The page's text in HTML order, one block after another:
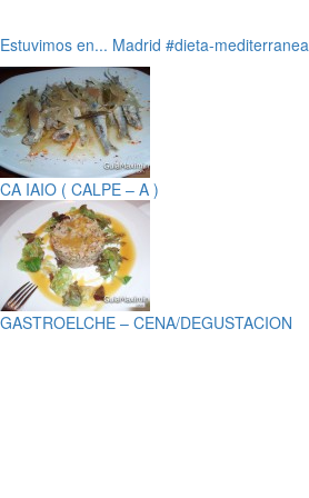
Estuvimos en... Madrid #dieta-mediterranea
CA IAIO ( CALPE – A )
GASTROELCHE – CENA/DEGUSTACION